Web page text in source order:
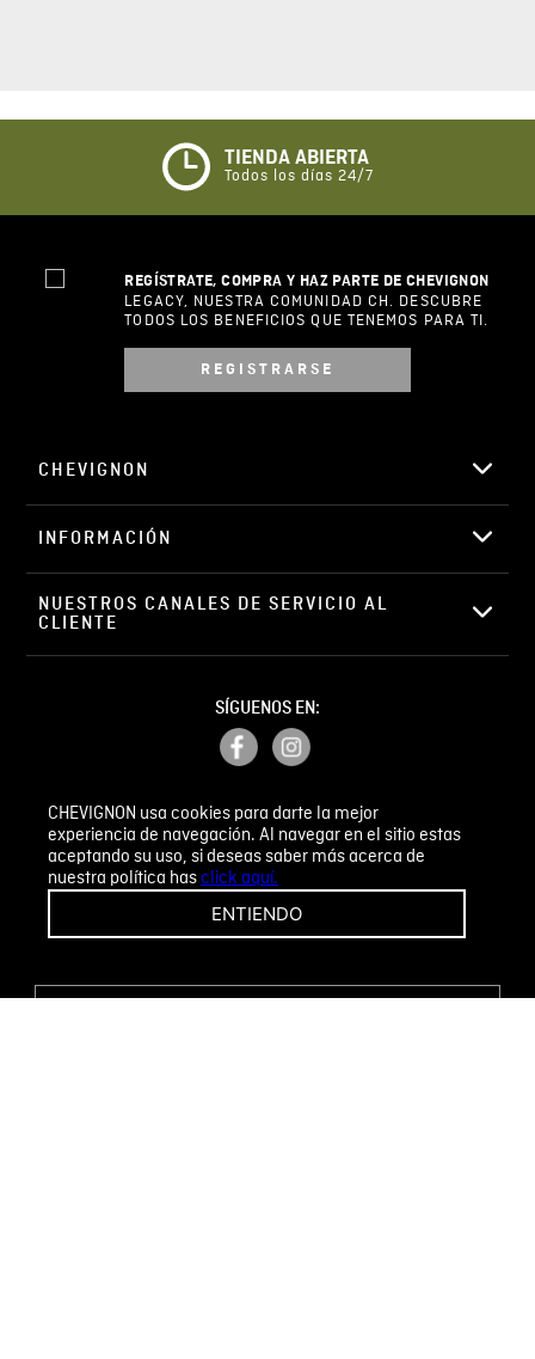
CHEVIGNON usa cookies para darte la mejor
experiencia de navegación. Al navegar en el sitio estas
aceptando su uso, si deseas saber más acerca de
nuestra política hasclick aquí.
ENTIENDO
Califique el producto de 1 a 5 estrellas
★☆ ☆
Su nombre
Correo electrónico
ENVIAR COMENTARIO
TIENDA ABIERTA
Todos los días 24/7
REGÍSTRATE, COMPRA Y HAZ PARTE DE CHEVIGNON
LEGACY, NUESTRA COMUNIDAD CH. DESCUBRE
TODOS LOS BENEFICIOS QUE TENEMOS PARA TI.
REGISTRARSE
CHEVIGNON
INFORMACIÓN
NUESTROS CANALES DE SERVICIO AL
CLIENTE
SÍGUENOS EN:
PETICIONES, QUEJAS Y RECLAMOS
¡CAMBIOS Y DEVOLUCIONES FÁCILES!